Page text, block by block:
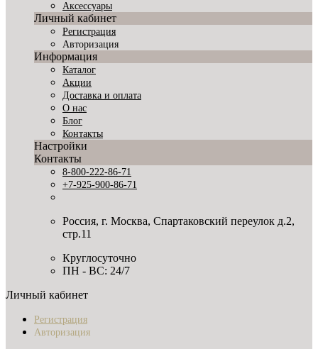
Аксессуары
Личный кабинет
Регистрация
Авторизация
Информация
Каталог
Акции
Доставка и оплата
О нас
Блог
Контакты
Настройки
Контакты
8-800-222-86-71
+7-925-900-86-71
Россия, г. Москва, Спартаковский переулок д.2,
стр.11
Круглосуточно
ПН - ВС: 24/7
Личный кабинет
Регистрация
Авторизация